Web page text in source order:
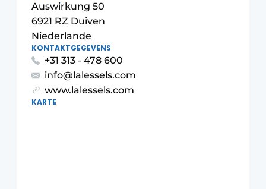
Auswirkung 50
6921 RZ Duiven
Niederlande
KONTAKTGEGEVENS
+31 313 - 478 600
info@lalessels.com
www.lalessels.com
KARTE